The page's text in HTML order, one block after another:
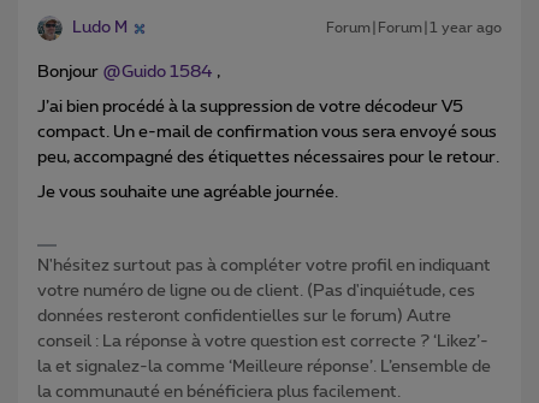
Ludo M Forum|Forum|1 year ago
Bonjour ​ @Guido 1584 ,
J’ai bien procédé à la suppression de votre décodeur V5
compact. Un e-mail de confirmation vous sera envoyé sous
peu, accompagné des étiquettes nécessaires pour le retour.
Je vous souhaite une agréable journée.
N'hésitez surtout pas à compléter votre profil en indiquant
votre numéro de ligne ou de client. (Pas d'inquiétude, ces
données resteront confidentielles sur le forum) Autre
conseil : La réponse à votre question est correcte ? ‘Likez’-
la et signalez-la comme ‘Meilleure réponse’. L’ensemble de
la communauté en bénéficiera plus facilement.